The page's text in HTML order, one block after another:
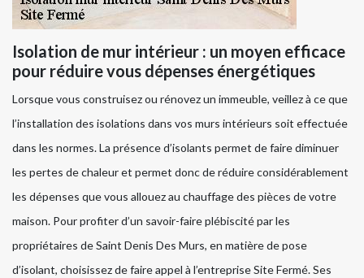
Isolation de mur intérieur : un moyen efficace
pour réduire vous dépenses énergétiques
Lorsque vous construisez ou rénovez un immeuble, veillez à ce que
l’installation des isolations dans vos murs intérieurs soit effectuée
dans les normes. La présence d’isolants permet de faire diminuer
les pertes de chaleur et permet donc de réduire considérablement
les dépenses que vous allouez au chauffage des pièces de votre
maison. Pour profiter d’un savoir-faire plébiscité par les
propriétaires de Saint Denis Des Murs, en matière de pose
d’isolant, choisissez de faire appel à l’entreprise Site Fermé. Ses